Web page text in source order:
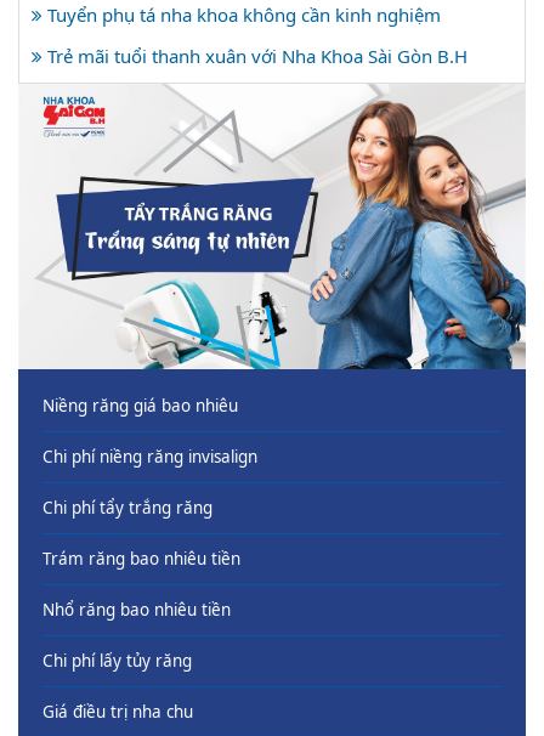
Tuyển phụ tá nha khoa không cần kinh nghiệm
Trẻ mãi tuổi thanh xuân với Nha Khoa Sài Gòn B.H
Niềng răng giá bao nhiêu
Chi phí niềng răng invisalign
Chi phí tẩy trắng răng
Trám răng bao nhiêu tiền
Nhổ răng bao nhiêu tiền
Chi phí lấy tủy răng
Giá điều trị nha chu